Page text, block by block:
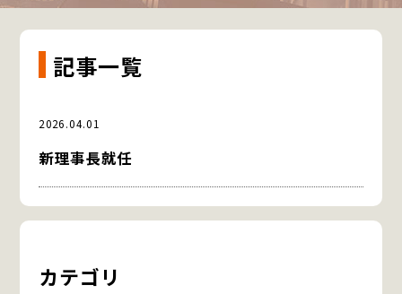
記事一覧
2026.04.01
新理事長就任
カテゴリ